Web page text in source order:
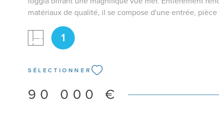
matériaux de qualité, il se compose d'une entrée,
ouverte sur loggia de 8m², coin cuisine, salle d'eau avec
ravalement a été fait il y a moins d'un an. La résidence
d'un ascenseur et un local à vélo. Coup de cœur assuré!
renseignements ou pour organiser une visite merci de
1
SÉLECTIONNER
90 000 €